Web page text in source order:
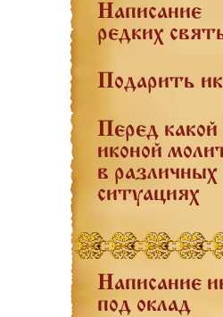
Написание
редких
Подарить
Перед какой
иконой
в различных
ситуациях
Написание
под оклад